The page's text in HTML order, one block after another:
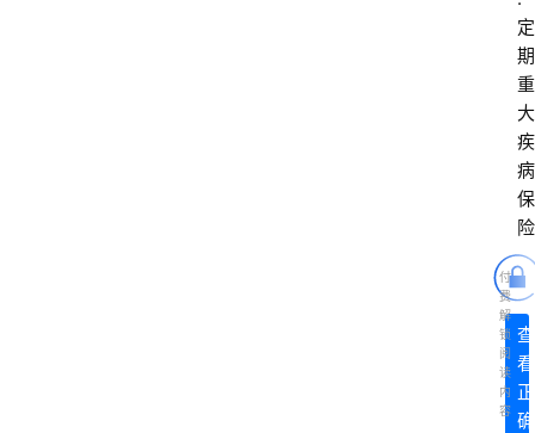
定
期
重
大
疾
病
保
险
查
看
正
确
付
费
解
锁
阅
读
内
容